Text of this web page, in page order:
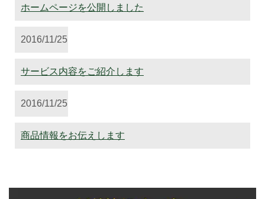
ホームページを公開しました
2016/11/25
サービス内容をご紹介します
2016/11/25
商品情報をお伝えします